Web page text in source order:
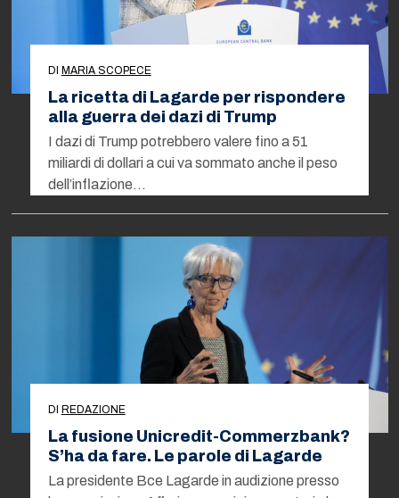
DI MARIA SCOPECE
La ricetta di Lagarde per rispondere
alla guerra dei dazi di Trump
I dazi di Trump potrebbero valere fino a 51
miliardi di dollari a cui va sommato anche il peso
dell’inflazione…
DI REDAZIONE
La fusione Unicredit-Commerzbank?
S’ha da fare. Le parole di Lagarde
La presidente Bce Lagarde in audizione presso